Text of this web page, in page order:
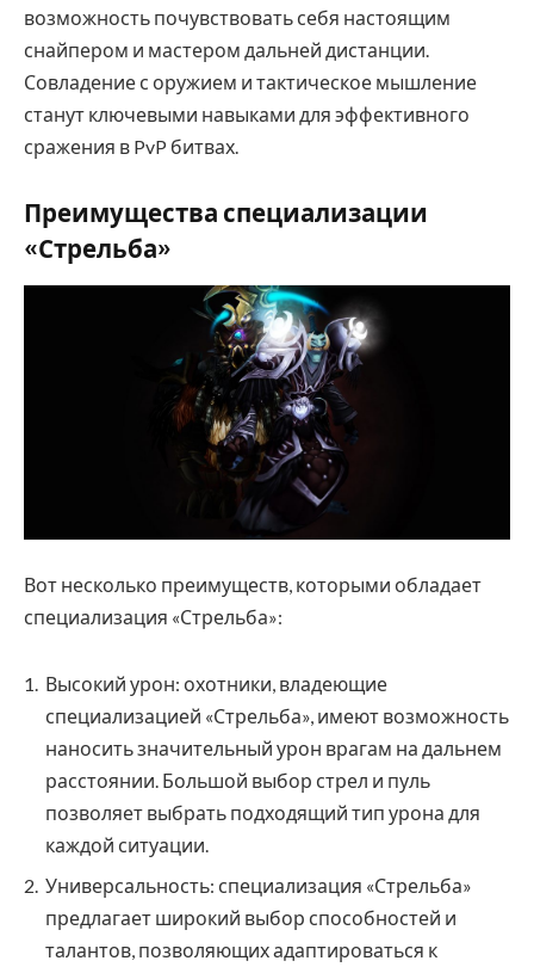
возможность почувствовать себя настоящим
снайпером и мастером дальней дистанции.
Совладение с оружием и тактическое мышление
станут ключевыми навыками для эффективного
сражения в PvP битвах.
Преимущества специализации
«Стрельба»
Вот несколько преимуществ, которыми обладает
специализация «Стрельба»:
Высокий урон: охотники, владеющие
специализацией «Стрельба», имеют возможность
наносить значительный урон врагам на дальнем
расстоянии. Большой выбор стрел и пуль
позволяет выбрать подходящий тип урона для
каждой ситуации.
Универсальность: специализация «Стрельба»
предлагает широкий выбор способностей и
талантов, позволяющих адаптироваться к